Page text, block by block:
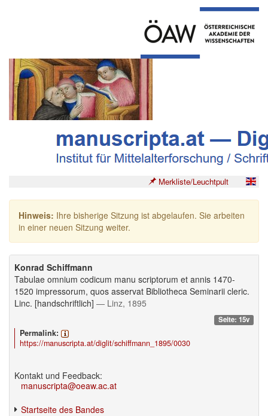
Merkliste/Leuchtpult
Hinweis: Ihre bisherige Sitzung ist abgelaufen. Sie arbeiten
in einer neuen Sitzung weiter.
Konrad Schiffmann
Tabulae omnium codicum manu scriptorum et annis 1470-
1520 impressorum, quos asservat Bibliotheca Seminarii cleric.
Linc. [handschriftlich] — Linz, 1895
Seite: 15v
Permalink:
https://manuscripta.at/diglit/schiffmann_1895/0030
Kontakt und Feedback:
manuscripta@oeaw.ac.at
Startseite des Bandes